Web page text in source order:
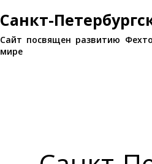
Санкт-
Сайт посвящен развитию
мире